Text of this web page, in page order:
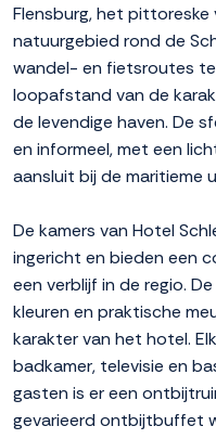
Flensburg, het
natuurgebied rond de
wandel- en fietsroutes
loopafstand van de
de levendige haven. De
en informeel, met een
aansluit bij de maritieme
De kamers van Hotel
ingericht en bieden een
een verblijf in de regio.
kleuren en praktische
karakter van het hotel.
badkamer, televisie en
gasten is er een
gevarieerd ontbijtbuffet